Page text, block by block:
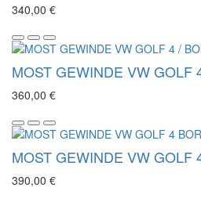
340,00 €
MOST GEWINDE VW GOLF
360,00 €
MOST GEWINDE VW GOLF
390,00 €